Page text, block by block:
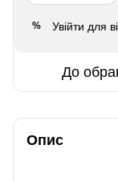
% Увійти для
До
Опис